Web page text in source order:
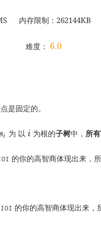
内存限制：262144KB
难度：6.0
是固定的。
si 为 以i 为根的子树中， 所
的你的高智商体现出来，
的你的高智商体现出来，